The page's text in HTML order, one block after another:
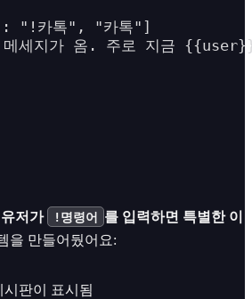
: "!카톡", "카톡"]
세지가 옴. 주로 지금 {{user}}
유저가 !명령어
를 입력하면 특별한 이
을 만들어뒀어요:
판이 표시됨